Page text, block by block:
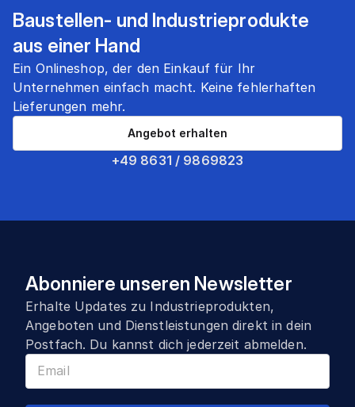
Baustellen- und Industrieprodukte
aus einer Hand
Ein Onlineshop, der den Einkauf für Ihr
Unternehmen einfach macht. Keine fehlerhaften
Lieferungen mehr.
+49 8631 / 9869823
Angebot erhalten
Abonniere unseren Newsletter
Erhalte Updates zu Industrieprodukten,
Angeboten und Dienstleistungen direkt in dein
Postfach. Du kannst dich jederzeit abmelden.